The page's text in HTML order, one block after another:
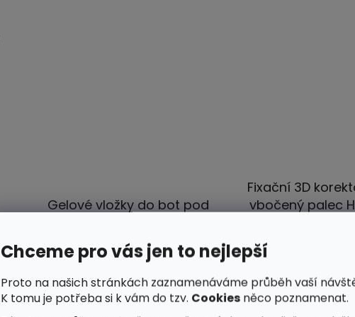
Chceme pro vás jen to nejlepší
Proto na našich stránkách zaznamenáváme průběh vaší
K tomu je potřeba si k vám do tzv. Cookies něco poznamenat.
Gelové vložky do bot pod
Průměrné
hodnocení
produktu
199 Kč
Fixační 3D
vbočený palec
639 Kč